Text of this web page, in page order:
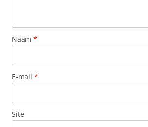
Naam *
E-mail *
Site